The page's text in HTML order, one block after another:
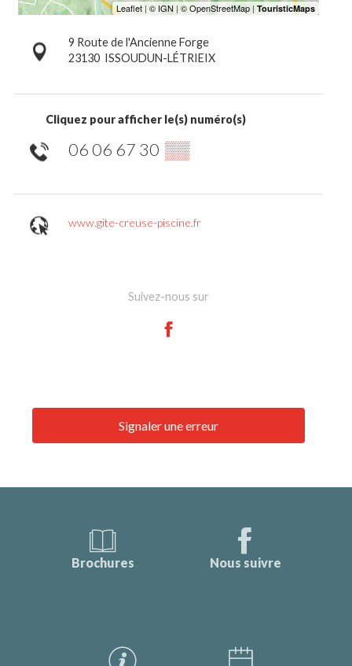
9 Route de l'Ancienne Forge
23130 ISSOUDUN-LÉTRIEIX
Cliquez pour afficher le(s) numéro(s)
06 06 67 30 ▒▒
www.gite-creuse-piscine.fr
Suivez-nous sur
Signaler une erreur
Brochures Nous suivre